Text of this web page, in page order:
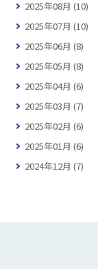
2025年08月 (10)
2025年07月 (10)
2025年06月 (8)
2025年05月 (8)
2025年04月 (6)
2025年03月 (7)
2025年02月 (6)
2025年01月 (6)
2024年12月 (7)